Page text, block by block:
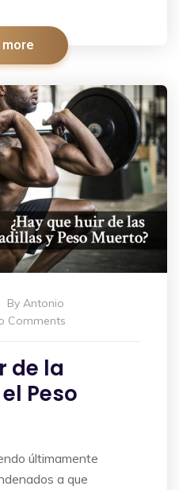
more
By Antonio
Comments
de la
Peso
últimamente
a que